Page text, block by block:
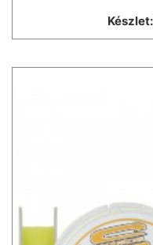
Készlet: